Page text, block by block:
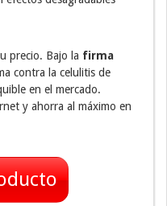
precio. Bajo la firma
contra la celulitis de
en el mercado.
y ahorra al máximo en